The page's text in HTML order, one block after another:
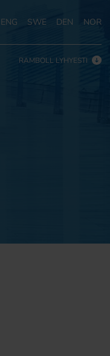
ENG SWE DEN NOR
RAMBOLL LYHYESTI